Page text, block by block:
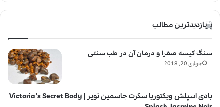
پربازدیدترین مطالب
سنگ کیسه صفرا و درمان آن در طب سنتی
جولای 20, 2018
بادی اسپلش ویکتوریا سکرت جاسمین نویر | Victoria’s Secret Body